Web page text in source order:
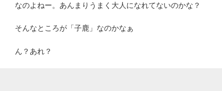
なのよねー。あんまりうまく大人になれてないのかな？
そんなところが「子鹿」なのかなぁ
ん？あれ？